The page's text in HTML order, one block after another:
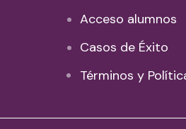
Acceso alumnos
Casos de Éxito
Términos y